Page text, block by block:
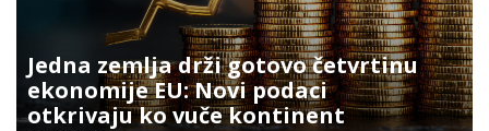
Jedna zemlja drži gotovo četvrtinu
ekonomije EU: Novi podaci
otkrivaju ko vuče kontinent